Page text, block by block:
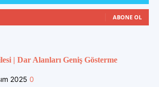
ABONE OL
| Dar Alanları Geniş Gösterme
2025 0